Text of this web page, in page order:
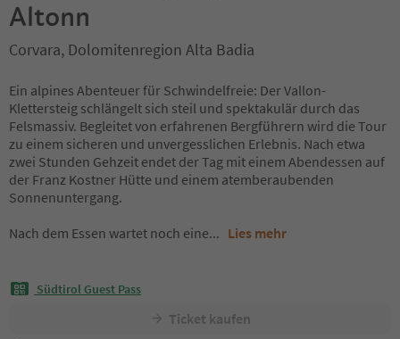
Altonn
Corvara, Dolomitenregion Alta Badia
Ein alpines Abenteuer für Schwindelfreie: Der Vallon-
Klettersteig schlängelt sich steil und spektakulär durch das
Felsmassiv. Begleitet von erfahrenen Bergführern wird die Tour
zu einem sicheren und unvergesslichen Erlebnis. Nach etwa
zwei Stunden Gehzeit endet der Tag mit einem Abendessen auf
der Franz Kostner Hütte und einem atemberaubenden
Sonnenuntergang.
Nach dem Essen wartet noch eine... Lies mehr
Südtirol Guest Pass
Ticket kaufen